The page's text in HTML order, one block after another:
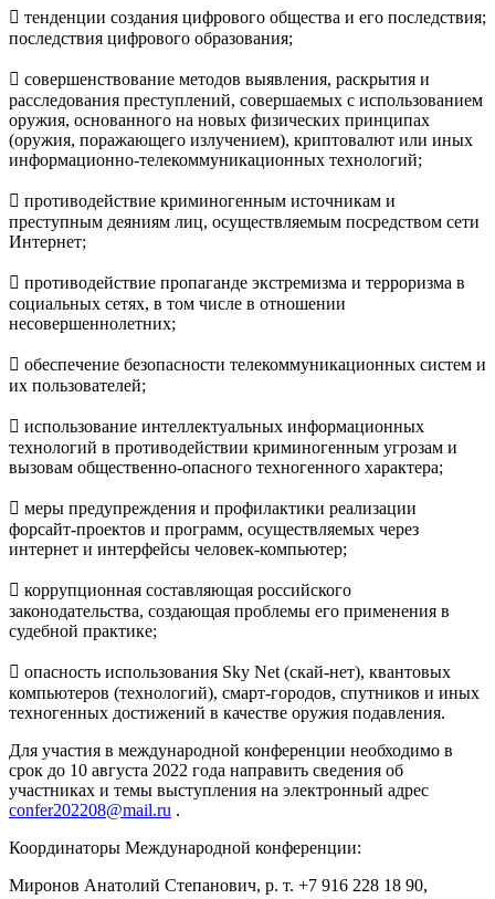
 тенденции создания цифрового общества и его последствия;
последствия цифрового образования;
 совершенствование методов выявления, раскрытия и
расследования преступлений, совершаемых с использованием
оружия, основанного на новых физических принципах
(оружия, поражающего излучением), криптовалют или иных
информационно-телекоммуникационных технологий;
 противодействие криминогенным источникам и
преступным деяниям лиц, осуществляемым посредством сети
Интернет;
 противодействие пропаганде экстремизма и терроризма в
социальных сетях, в том числе в отношении
несовершеннолетних;
 обеспечение безопасности телекоммуникационных систем и
их пользователей;
 использование интеллектуальных информационных
технологий в противодействии криминогенным угрозам и
вызовам общественно-опасного техногенного характера;
 меры предупреждения и профилактики реализации
форсайт-проектов и программ, осуществляемых через
интернет и интерфейсы человек-компьютер;
 коррупционная составляющая российского
законодательства, создающая проблемы его применения в
судебной практике;
 опасность использования Sky Net (скай-нет), квантовых
компьютеров (технологий), смарт-городов, спутников и иных
техногенных достижений в качестве оружия подавления.
Для участия в международной конференции необходимо в
срок до 10 августа 2022 года направить сведения об
участниках и темы выступления на электронный адрес
confer202208@mail.ru .
Координаторы Международной конференции:
Миронов Анатолий Степанович, р. т. +7 916 228 18 90,